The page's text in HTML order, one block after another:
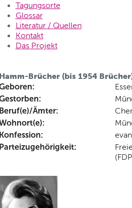
Tagungsorte
Glossar
Literatur / Quellen
Kontakt
Das Projekt
Brücher (bis 1954
Ämter: